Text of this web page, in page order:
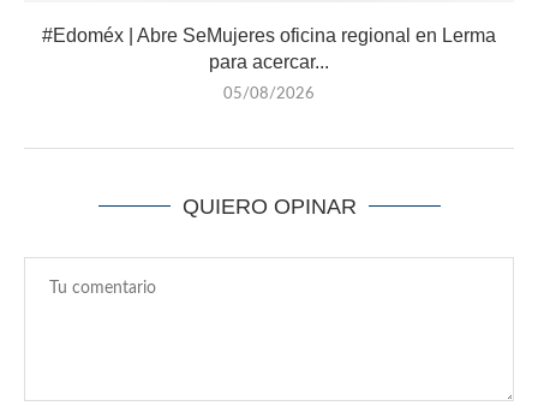
#Edoméx | Abre SeMujeres oficina regional en Lerma
para acercar...
05/08/2026
QUIERO OPINAR